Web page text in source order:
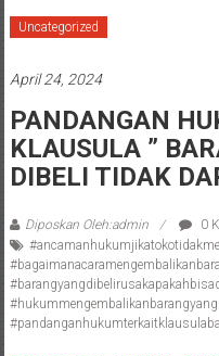
GUSRIANTO
&
PARTNERS
Kantor
Pengacara
/
Pengacara
Perceraian/
Advokat
/
Uncategorized
April 24, 2024
PANDANGAN
KLAUSULA ”
DIBELI TIDAK
Diposkan Oleh:admin
0